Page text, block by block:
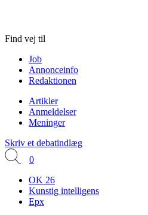
Find vej til
Job
Annonceinfo
Redaktionen
Artikler
Anmeldelser
Meninger
Skriv et debatindlæg
0
OK 26
Kunstig intelligens
Epx